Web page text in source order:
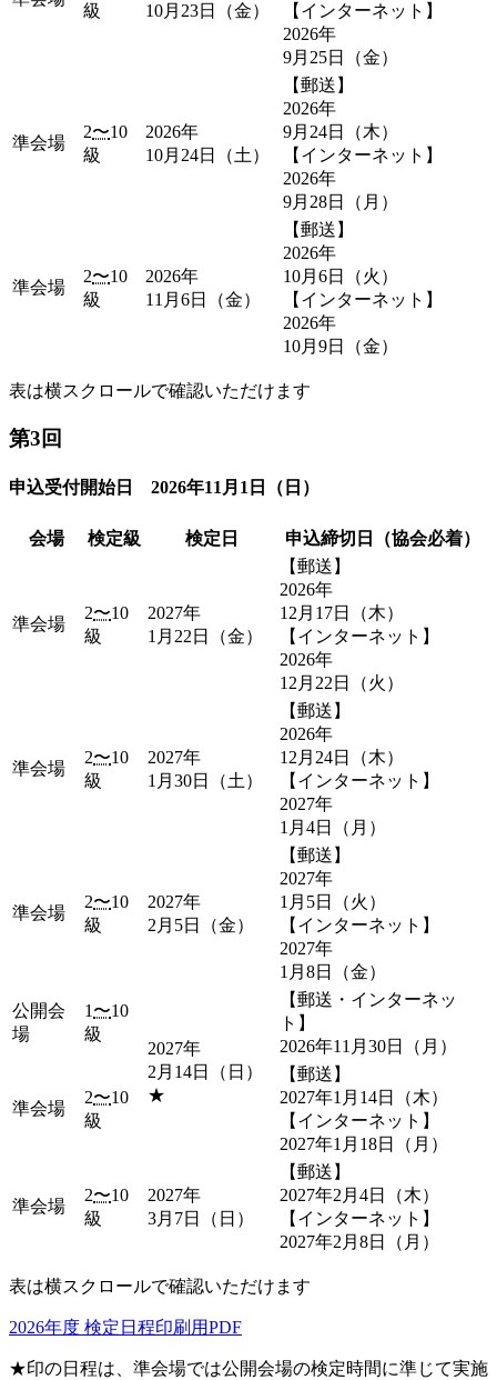
級 10月23日（金）
【インターネット】
2026年
9月25日（金）
準会場
2〜10
級
2026年
10月24日（土）
【郵送】
2026年
9月24日（木）
【インターネット】
2026年
9月28日（月）
準会場
2〜10
級
2026年
11月6日（金）
【郵送】
2026年
10月6日（火）
【インターネット】
2026年
10月9日（金）
表は横スクロールで確認いただけます
第3回
申込受付開始日 2026年11月1日（日）
会場 検定級 検定日 申込締切日（協会必着）
準会場
2〜10
級
2027年
1月22日（金）
【郵送】
2026年
12月17日（木）
【インターネット】
2026年
12月22日（火）
準会場
2〜10
級
2027年
1月30日（土）
【郵送】
2026年
12月24日（木）
【インターネット】
2027年
1月4日（月）
準会場
2〜10
級
2027年
2月5日（金）
【郵送】
2027年
1月5日（火）
【インターネット】
2027年
1月8日（金）
公開会
場
1 〜10
級
2027年
2月14日（日）
★
【郵送・インターネッ
ト】
2026年11月30日（月）
準会場
2〜10
級
【郵送】
2027年1月14日（木）
【インターネット】
2027年1月18日（月）
準会場
2〜10
級
2027年
3月7日（日）
【郵送】
2027年2月4日（木）
【インターネット】
2027年2月8日（月）
表は横スクロールで確認いただけます
2026年度 検定日程印刷用PDF
★印の日程は、準会場では公開会場の検定時間に準じて実施